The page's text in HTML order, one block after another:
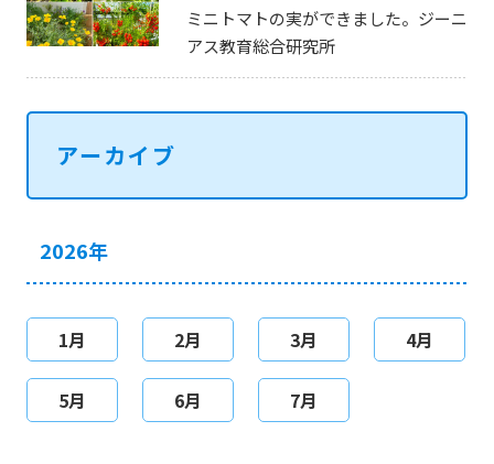
ミニトマトの実ができました。ジーニ
アス教育総合研究所
アーカイブ
2026年
1月 2月 3月 4月
5月 6月 7月